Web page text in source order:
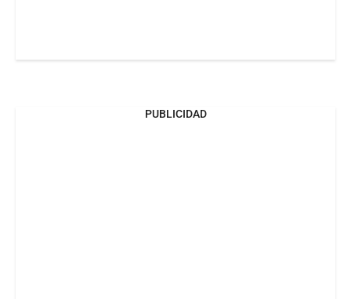
PUBLICIDAD